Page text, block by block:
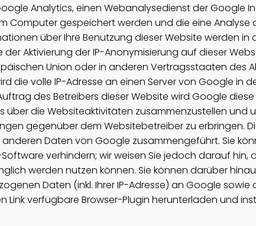
Analytics, einen Webanalysedienst der Google
Computer gespeichert werden und die eine
über Ihre Benutzung dieser Website werden
der Aktivierung der IP-Anonymisierung auf dieser
Union oder in anderen Vertragsstaaten des
die volle IP-Adresse an einen Server von Google in
des Betreibers dieser Website wird Google
über die Websiteaktivitäten zusammenzustellen
gegenüber dem Websitebetreiber zu erbringen.
anderen Daten von Google zusammengeführt. Sie
verhindern; wir weisen Sie jedoch darauf
werden nutzen können. Sie können darüber
Daten (inkl. Ihrer IP-Adresse) an Google
Link verfügbare Browser-Plugin herunterladen und